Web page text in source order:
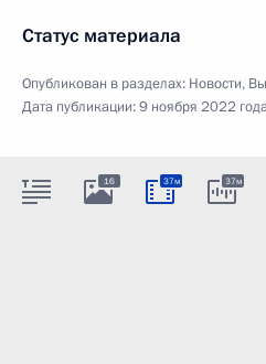
Статус материала
Опубликован в разделах: Новости,
Дата публикации:9 ноября 2022
16 37м 37м